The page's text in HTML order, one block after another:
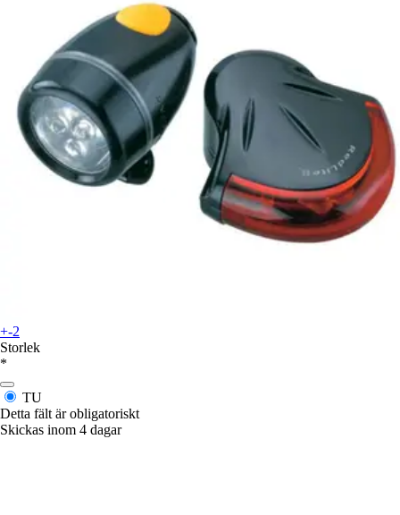
+-2
Storlek
*
TU
Detta fält är obligatoriskt
Skickas inom 4 dagar